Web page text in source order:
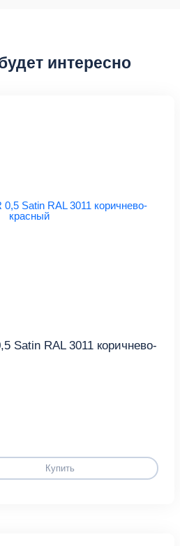
интересно
Satin RAL 3011 коричнево-
Купить